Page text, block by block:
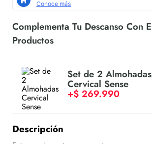
Set de 2 Almohadas
Cervical Sense
+$ 269.990
Descripción